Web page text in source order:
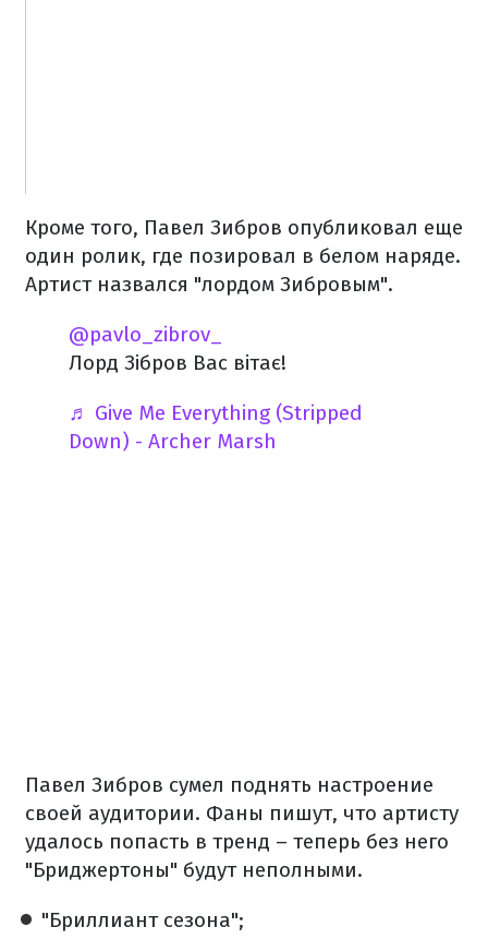
Кроме того, Павел Зибров опубликовал еще
один ролик, где позировал в белом наряде.
Артист назвался "лордом Зибровым".
@pavlo_zibrov_
Лорд Зібров Вас вітає!
♬ Give Me Everything (Stripped
Down) - Archer Marsh
Павел Зибров сумел поднять настроение
своей аудитории. Фаны пишут, что артисту
удалось попасть в тренд – теперь без него
"Бриджертоны" будут неполными.
"Бриллиант сезона";